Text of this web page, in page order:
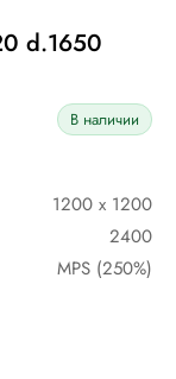
d.1650
В наличии
1200 х 1200
2400
MPS (250%)